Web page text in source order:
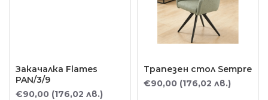
Закачалка Flames
PAN/3/9
€90,00 (176,02 лв.)
Трапезен стол Sempre
€90,00 (176,02 лв.)